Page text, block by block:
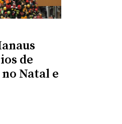
de
Natal e